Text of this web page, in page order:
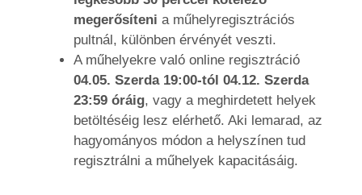
megerősíteni a műhelyregisztrációs
pultnál, különben érvényét veszti.
A műhelyekre való online regisztráció
04.05. Szerda 19:00-tól 04.12. Szerda
23:59 óráig, vagy a meghirdetett helyek
betöltéséig lesz elérhető. Aki lemarad, az
hagyományos módon a helyszínen tud
regisztrálni a műhelyek kapacitásáig.